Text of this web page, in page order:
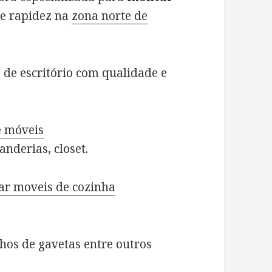
rapidez na zona norte de
escritório com qualidade e
móveis
closet.
moveis de cozinha
de gavetas entre outros